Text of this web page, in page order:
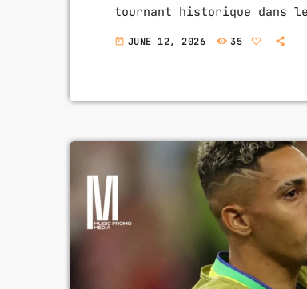
tournant historique dans
compétition réunit 48
organisée. Cette
today JUNE 12, 2026 35